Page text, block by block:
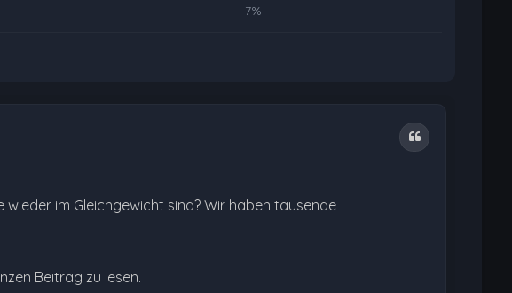
7%
Zitat
im Gleichgewicht sind? Wir haben tausende
Beitrag zu lesen.